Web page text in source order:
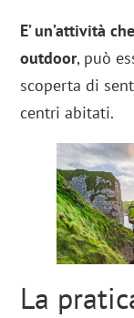
E’ un’attività
outdoor, può
scoperta di
centri abitati.
La